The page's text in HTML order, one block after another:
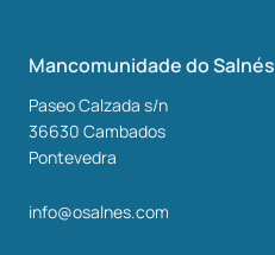
Mancomunidade do Salnés
Paseo Calzada s/n
36630 Cambados
Pontevedra
info@osalnes.com